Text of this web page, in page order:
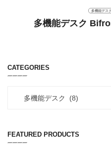
多機能デスク
多機能デスク
CATEGORIES
多機能デスク (8)
FEATURED PRODUCTS